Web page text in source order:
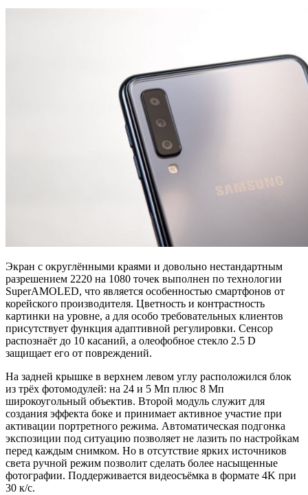
Экран с округлёнными краями и довольно нестандартным
разрешением 2220 на 1080 точек выполнен по технологии
SuperAMOLED, что является особенностью смартфонов от
корейского производителя. Цветность и контрастность
картинки на уровне, а для особо требовательных клиентов
присутствует функция адаптивной регулировки. Сенсор
распознаёт до 10 касаний, а олеофобное стекло 2.5 D
защищает его от повреждений.
На задней крышке в верхнем левом углу расположился блок
из трёх фотомодулей: на 24 и 5 Мп плюс 8 Мп
широкоугольный объектив. Второй модуль служит для
создания эффекта боке и принимает активное участие при
активации портретного режима. Автоматическая подгонка
экспозиции под ситуацию позволяет не лазить по настройкам
перед каждым снимком. Но в отсутствие ярких источников
света ручной режим позволит сделать более насыщенные
фотографии. Поддерживается видеосъёмка в формате 4K при
30 к/с.